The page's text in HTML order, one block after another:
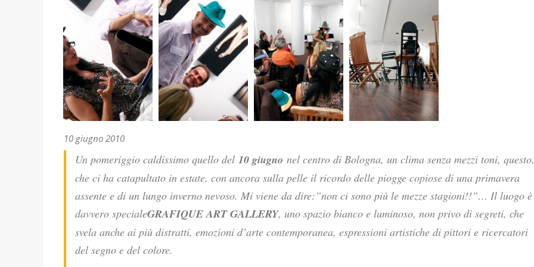
10 giugno 2010
Un pomeriggio caldissimo quello del 10 giugno nel centro di Bologna, un clima senza mezzi toni, questo,
che ci ha catapultato in estate, con ancora sulla pelle il ricordo delle piogge copiose di una primavera
assente e di un lungo inverno nevoso. Mi viene da dire:”non ci sono più le mezze stagioni!!”… Il luogo è
davvero specialeGRAFIQUE ART GALLERY, uno spazio bianco e luminoso, non privo di segreti, che
svela anche ai più distratti, emozioni d’arte contemporanea, espressioni artistiche di pittori e ricercatori
del segno e del colore.